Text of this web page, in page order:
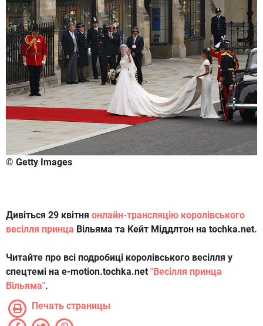
© Getty Images
Дивіться 29 квітня онлайн-трансляцію королівського
весілля принца Вільяма та Кейт Міддлтон на tochka.net.
Читайте про всі подробиці королівського весілля у
спецтемі на e-motion.tochka.net "Весілля принца
Вільяма".
Печать страницы